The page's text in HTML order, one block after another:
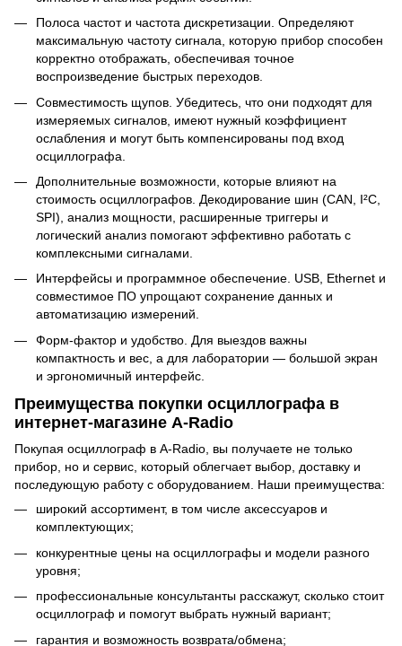
Полоса частот и частота дискретизации. Определяют
максимальную частоту сигнала, которую прибор способен
корректно отображать, обеспечивая точное
воспроизведение быстрых переходов.
Совместимость щупов. Убедитесь, что они подходят для
измеряемых сигналов, имеют нужный коэффициент
ослабления и могут быть компенсированы под вход
осциллографа.
Дополнительные возможности, которые влияют на
стоимость осциллографов. Декодирование шин (CAN, I²C,
SPI), анализ мощности, расширенные триггеры и
логический анализ помогают эффективно работать с
комплексными сигналами.
Интерфейсы и программное обеспечение. USB, Ethernet и
совместимое ПО упрощают сохранение данных и
автоматизацию измерений.
Форм-фактор и удобство. Для выездов важны
компактность и вес, а для лаборатории — большой экран
и эргономичный интерфейс.
Преимущества покупки осциллографа в
интернет-магазине A-Radio
Покупая осциллограф в A-Radio, вы получаете не только
прибор, но и сервис, который облегчает выбор, доставку и
последующую работу с оборудованием. Наши преимущества:
широкий ассортимент, в том числе аксессуаров и
комплектующих;
конкурентные цены на осциллографы и модели разного
уровня;
профессиональные консультанты расскажут, сколько стоит
осциллограф и помогут выбрать нужный вариант;
гарантия и возможность возврата/обмена;